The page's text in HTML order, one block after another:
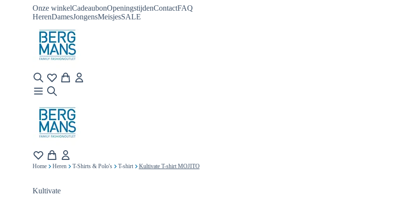
Onze winkelCadeaubonOpeningstijdenContactFAQ
HerenDamesJongensMeisjesSALE
Home Heren T-Shirts & Polo's T-shirt Kultivate T-shirt MOJITO
Kultivate